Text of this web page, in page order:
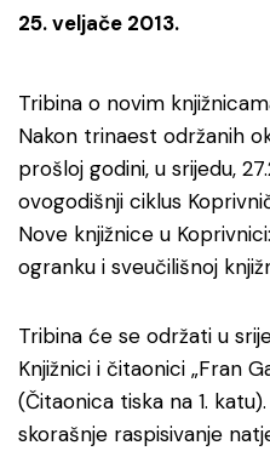
25. veljače 2013.
Tribina o novim
Nakon trinaest održanih
prošloj godini, u srijedu,
ovogodišnji ciklus
Nove knjižnice u
ogranku i sveučilišnoj
Tribina će se održati u
Knjižnici i čitaonici „Fran
(Čitaonica tiska na 1.
skorašnje raspisivanje